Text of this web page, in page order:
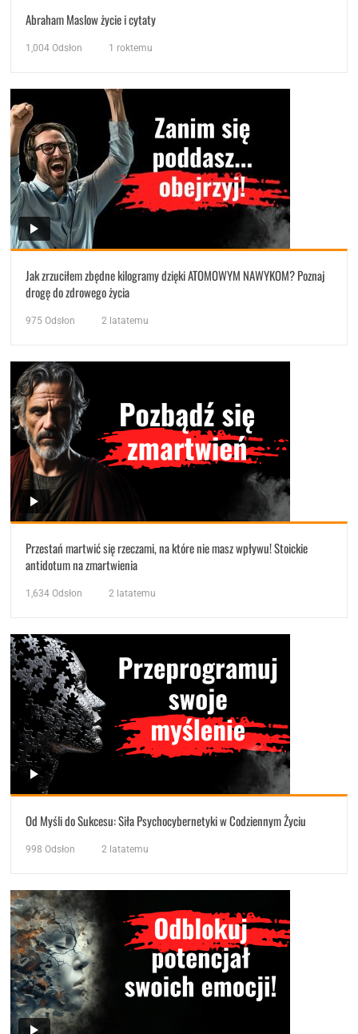
Abraham Maslow życie i cytaty
1,004 Odsłon 1 roktemu
Jak zrzuciłem zbędne kilogramy dzięki ATOMOWYM NAWYKOM? Poznaj
drogę do zdrowego życia
975 Odsłon 2 latatemu
Przestań martwić się rzeczami, na które nie masz wpływu! Stoickie
antidotum na zmartwienia
1,634 Odsłon 2 latatemu
Od Myśli do Sukcesu: Siła Psychocybernetyki w Codziennym Życiu
998 Odsłon 2 latatemu